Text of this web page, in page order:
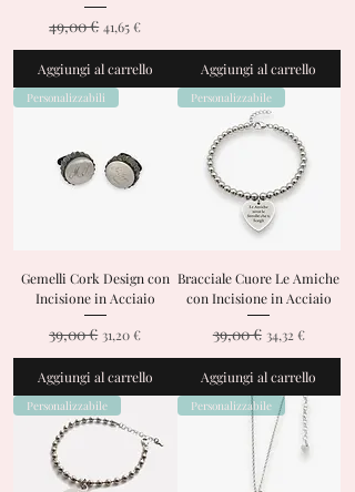
Prezzo regolare
49,00 € Prezzo scontato
41,65 €
Aggiungi al carrello Aggiungi al carrello
Personalizzabili
Gemelli Cork Design con
Incisione in Acciaio
Prezzo regolare
39,00 € Prezzo scontato
31,20 €
Aggiungi al carrello
Personalizzabile
Bracciale Cuore Le Amiche
con Incisione in Acciaio
Prezzo regolare
39,00 € Prezzo scontato
34,32 €
Aggiungi al carrello
Personalizzabile Personalizzabile